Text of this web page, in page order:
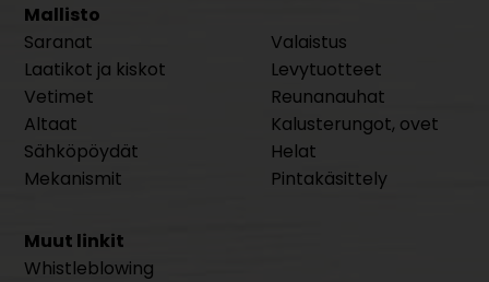
Mallisto
Saranat
Laatikot ja kiskot
Vetimet
Altaat
Sähköpöydät
Mekanismit
Valaistus
Levytuotteet
Reunanauhat
Kalusterungot, ovet
Helat
Pintakäsittely
Muut linkit
Whistleblowing